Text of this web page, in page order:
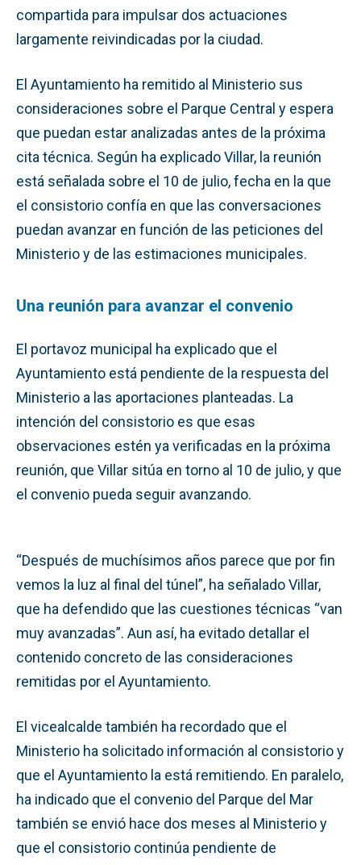
compartida para impulsar dos actuaciones
largamente reivindicadas por la ciudad.
El Ayuntamiento ha remitido al Ministerio sus
consideraciones sobre el Parque Central y espera
que puedan estar analizadas antes de la próxima
cita técnica. Según ha explicado Villar, la reunión
está señalada sobre el 10 de julio, fecha en la que
el consistorio confía en que las conversaciones
puedan avanzar en función de las peticiones del
Ministerio y de las estimaciones municipales.
Una reunión para avanzar el convenio
El portavoz municipal ha explicado que el
Ayuntamiento está pendiente de la respuesta del
Ministerio a las aportaciones planteadas. La
intención del consistorio es que esas
observaciones estén ya verificadas en la próxima
reunión, que Villar sitúa en torno al 10 de julio, y que
el convenio pueda seguir avanzando.
“Después de muchísimos años parece que por fin
vemos la luz al final del túnel”, ha señalado Villar,
que ha defendido que las cuestiones técnicas “van
muy avanzadas”. Aun así, ha evitado detallar el
contenido concreto de las consideraciones
remitidas por el Ayuntamiento.
El vicealcalde también ha recordado que el
Ministerio ha solicitado información al consistorio y
que el Ayuntamiento la está remitiendo. En paralelo,
ha indicado que el convenio del Parque del Mar
también se envió hace dos meses al Ministerio y
que el consistorio continúa pendiente de